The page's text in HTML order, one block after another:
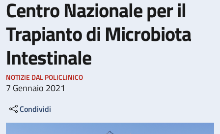
Centro Nazionale per il
Trapianto di Microbiota
Intestinale
NOTIZIE DAL POLICLINICO
7 Gennaio 2021
Condividi